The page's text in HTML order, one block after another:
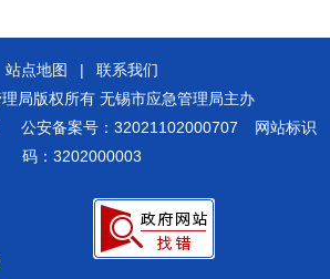
站点地图 |
联系我们
局版权所有 无锡市应急管理局主办
公安备案号：32021102000707
网站标识
码：3202000003